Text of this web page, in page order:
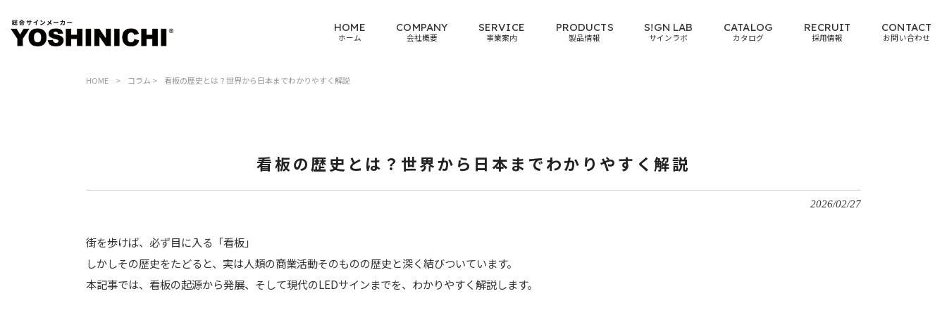
HOME
ホーム
COMPANY
会社概要
SERVICE
事業案内
PRODUCTS
製品情報
S!GN LAB
サインラボ
CATALOG
カタログ
RECRUIT
採用情報
CONTACT
お問い合わせ
HOME > コラム > 看板の歴史とは？世界から日本までわかりやすく解説
看板の歴史とは？世界から日本までわかりやすく解説
2026/02/27
街を歩けば、必ず目に入る「看板」
しかしその歴史をたどると、実は人類の商業活動そのものの歴史と深く結びついています。
本記事では、看板の起源から発展、そして現代のLEDサインまでを、わかりやすく解説します。